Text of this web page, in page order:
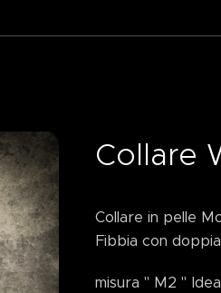
Collare
Collare in pelle
Fibbia con
misura " M2 "